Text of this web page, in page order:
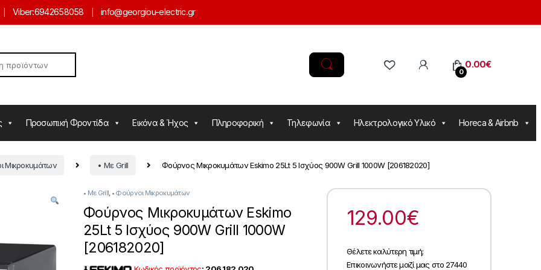
Viber:6942658058 info@georgiou-electric.gr
0
0.00€
Προσωπική Φροντίδα Εικόνα & Ήχος Πληροφορική Τηλεφωνία Ηλεκτρολογικό Υλικό Horeca & Airbnb
Μικροκυμάτων • Με Grill Φούρνος Μικροκυμάτων Eskimo 25Lt 5 Ισχύος 900W Grill 1000W [206182020]
• Με Grill • Φούρνοι Μικροκυμάτων
Φούρνος Μικροκυμάτων Eskimo
25Lt 5 Ισχύος 900W Grill 1000W
[206182020]
129.00€
Θέλετε καλύτερη τιμή;
Επικοινωνήστε μαζί μας στο 27440